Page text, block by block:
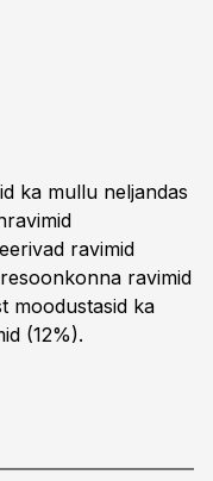
ka mullu neljandas
ravimid
ravimid
moodustasid ka
(12%).